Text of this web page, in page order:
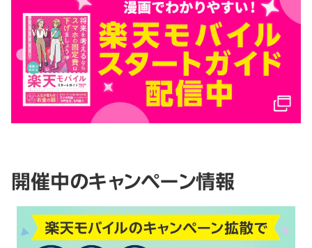
開催中のキャンペーン情報